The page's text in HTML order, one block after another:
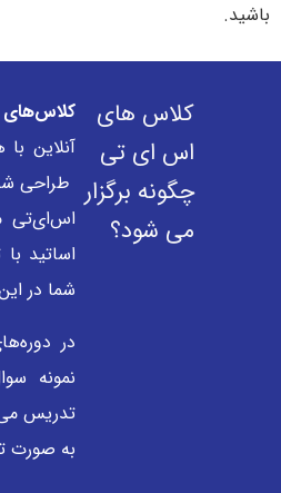
باشید.
کلاس های
اس ای تی
چگونه برگزار
می شود؟
کلاس‌های
طراحی
اس‌‌ای‌تی
اساتید
شما در
در
نمونه
تدریس
به صورت